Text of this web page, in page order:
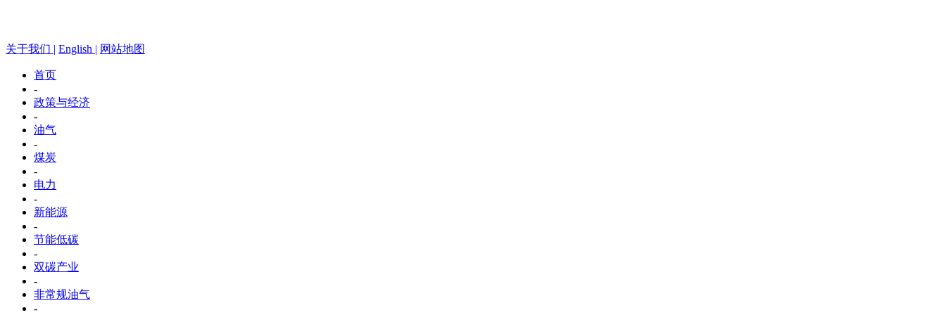
关于我们 | English | 网站地图
首页
-
政策与经济
-
油气
-
煤炭
-
电力
-
新能源
-
节能低碳
-
双碳产业
-
非常规油气
-